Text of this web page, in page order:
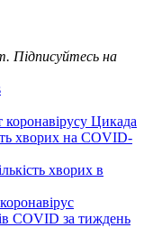
Підписуйтесь на
Цикада
хворих на COVID-
хворих в
COVID за тиждень